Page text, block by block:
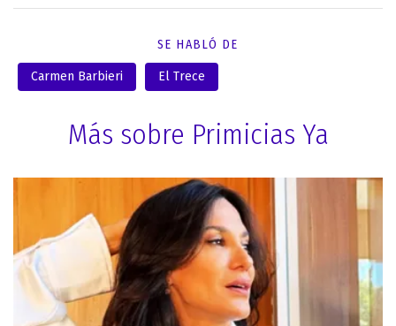
SE HABLÓ DE
Carmen Barbieri El Trece
Más sobre Primicias Ya